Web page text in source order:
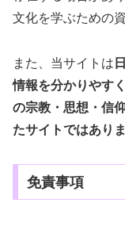
文化を学ぶための
また、当サイトは
情報を分かりやす
の宗教・思想・信
たサイトではありま
免責事項